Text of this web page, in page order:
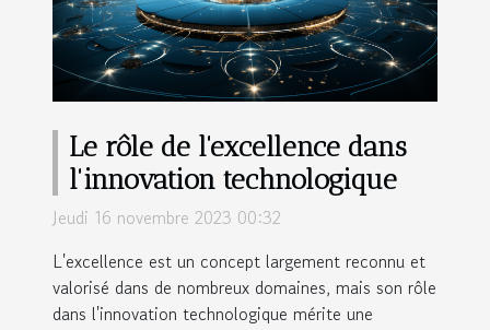
Le rôle de l'excellence dans
l'innovation technologique
Jeudi 16 novembre 2023 00:32
L'excellence est un concept largement reconnu et
valorisé dans de nombreux domaines, mais son rôle
dans l'innovation technologique mérite une